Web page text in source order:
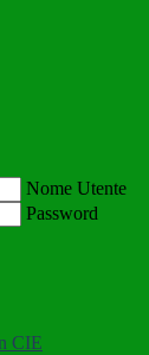
Nome Utente
Password
CIE